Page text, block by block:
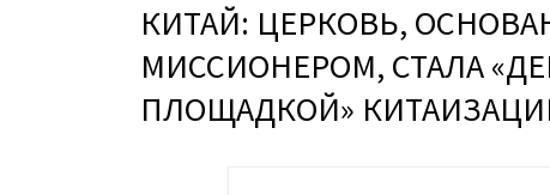
КИТАЙ: ЦЕРКОВЬ,
МИССИОНЕРОМ, СТАЛА
ПЛОЩАДКОЙ»